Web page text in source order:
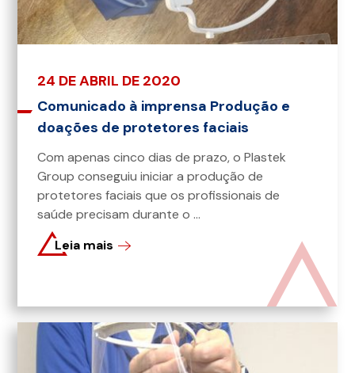
24 DE ABRIL DE 2020
Comunicado à imprensa Produção e
doações de protetores faciais
Com apenas cinco dias de prazo, o Plastek
Group conseguiu iniciar a produção de
protetores faciais que os profissionais de
saúde precisam durante o ...
Leia mais